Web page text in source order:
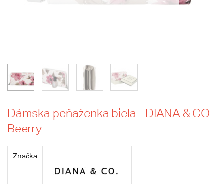
Dámska peňaženka biela - DIANA & CO
Beerry
Značka